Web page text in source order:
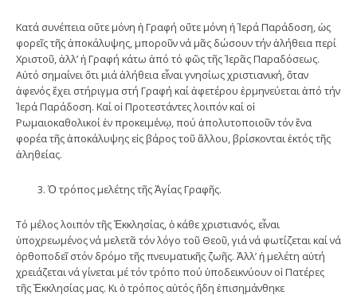
Κατά συνέπεια οὔτε μόνη ἡ Γραφή οὔτε μόνη ἡ Ἱερά Παράδοση, ὡς
φορεῖς τῆς ἀποκάλυψης, μποροῦν νά μᾶς δώσουν τήν ἀλήθεια περί
Χριστοῦ, ἀλλ’ ἡ Γραφή κάτω ἀπό τό φῶς τῆς Ἱερᾶς Παραδόσεως.
Αὐτό σημαίνει ὅτι μιά ἀλήθεια εἶναι γνησίως χριστιανική, ὅταν
ἀφενός ἔχει στήριγμα στή Γραφή καί ἀφετέρου ἑρμηνεύεται ἀπό τήν
Ἱερά Παράδοση. Καί οἱ Προτεστάντες λοιπόν καί οἱ
Ρωμαιοκαθολικοί ἐν προκειμένῳ, πού ἀπολυτοποιοῦν τόν ἕνα
φορέα τῆς ἀποκάλυψης εἰς βάρος τοῦ ἄλλου, βρίσκονται ἐκτός τῆς
ἀληθείας.
Ὁ τρόπος μελέτης τῆς Ἁγίας Γραφῆς.
Τό μέλος λοιπόν τῆς Ἐκκλησίας, ὁ κάθε χριστιανός, εἶναι
ὑποχρεωμένος νά μελετᾶ τόν λόγο τοῦ Θεοῦ, γιά νά φωτίζεται καί νά
ὀρθοποδεῖ στόν δρόμο τῆς πνευματικῆς ζωῆς. Ἀλλ’ ἡ μελέτη αὐτή
χρειάζεται νά γίνεται μέ τόν τρόπο πού ὑποδεικνύουν οἱ Πατέρες
τῆς Ἐκκλησίας μας. Κι ὁ τρόπος αὐτός ἤδη ἐπισημάνθηκε